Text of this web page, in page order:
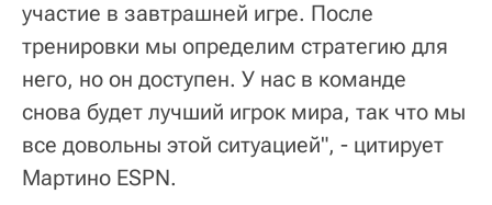
участие в завтрашней игре. После
тренировки мы определим стратегию для
него, но он доступен. У нас в команде
снова будет лучший игрок мира, так что мы
все довольны этой ситуацией", - цитирует
Мартино ESPN.